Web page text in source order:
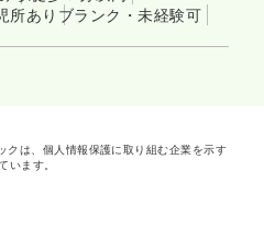
所あり ブランク・未経験可
は、個人情報保護に取り組む企業を示す
います。